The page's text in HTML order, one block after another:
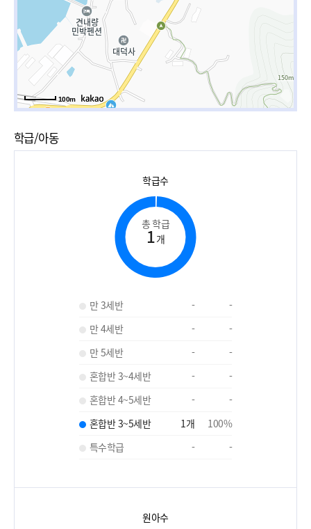
100m
학급/아동
학급수
총 학급
1개
만 3세반 -
-
만 4세반
-
-
만 5세반
-
-
혼합반 3~4세반
-
-
혼합반 4~5세반
-
-
혼합반 3~5세반
1개 100%
특수학급
- -
원아수